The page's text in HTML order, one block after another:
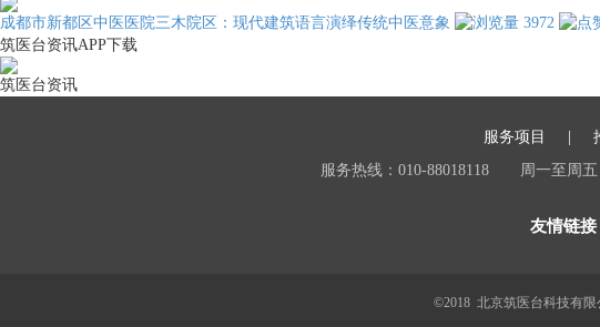
成都市新都区中医医院三木院区：现代建筑语言演绎传统中医意象 3972
筑医台资讯APP下载
筑医台资讯
服务项目
服务热线：010-88018118
周一至周五
©2018 北京筑医台科技有限